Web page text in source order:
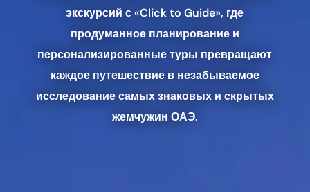
экскурсий с «Click to Guide», где
продуманное планирование и
персонализированные туры превращают
каждое путешествие в незабываемое
исследование самых знаковых и скрытых
жемчужин ОАЭ.